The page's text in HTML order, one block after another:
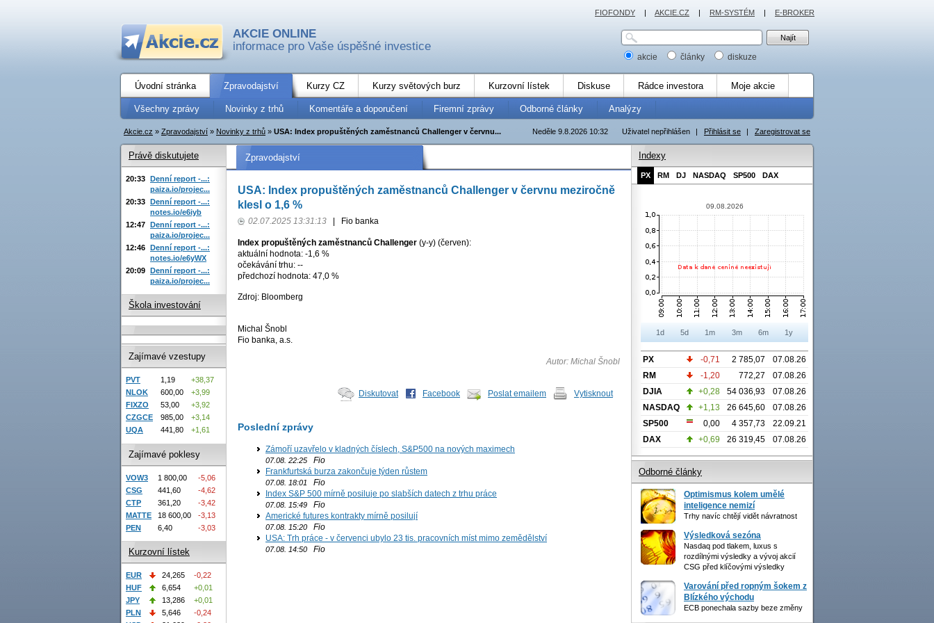
AKCIE ONLINE
informace pro Vaše úspěšné investice
akcie články diskuze
Úvodní stránka Zpravodajství Kurzy CZ Kurzy světových burz Kurzovní lístek Diskuse Rádce investora Moje akcie
Všechny zprávy Novinky z trhů Komentáře a doporučení Firemní zprávy Odborné články Analýzy
Uživatel nepřihlášen | Přihlásit se | Zaregistrovat se
Neděle 9.8.2026 10:32
Akcie.cz » Zpravodajství » Novinky z trhů » USA: Index propuštěných zaměstnanců Challenger v červnu...
Zpravodajství
USA: Index propuštěných zaměstnanců Challenger v červnu meziročně
klesl o 1,6 %
02.07.2025 13:31:13 Fio banka
Index propuštěných zaměstnanců Challenger (y-y) (červen):
aktuální hodnota: -1,6 %
očekávání trhu: --
předchozí hodnota: 47,0 %
Zdroj: Bloomberg
Michal Šnobl
Fio banka, a.s.
Autor: Michal Šnobl
Diskutovat Facebook Poslat emailem Vytisknout
Poslední zprávy
Zámoří uzavřelo v kladných číslech, S&P500 na nových maximech
07.08. 22:25 Fio
Frankfurtská burza zakončuje týden růstem
07.08. 18:01
Fio
Index S&P 500 mírně posiluje po slabších datech z trhu práce
07.08. 15:49 Fio
Americké futures kontrakty mírně posilují
07.08. 15:20 Fio
USA: Trh práce - v červenci ubylo 23 tis. pracovních míst mimo zemědělství
07.08. 14:50 Fio
Právě diskutujete
20:33 Denní report -...:
paiza.io/projec...
20:33 Denní report -...:
notes.io/e6iyb
12:47 Denní report -...:
paiza.io/projec...
12:46 Denní report -...:
notes.io/e6yWX
20:09 Denní report -...:
paiza.io/projec...
Škola investování
Zajímavé vzestupy
PVT 1,19
+38,37
NLOK
600,00
+3,99
FIXZO
53,00
+3,92
CZGCE
985,00
+3,14
UQA
441,80 +1,61
Zajímavé poklesy
VOW3 1 800,00
-5,06
CSG
441,60
-4,62
CTP
361,20
-3,42
MATTE
18 600,00
-3,13
PEN
6,40 -3,03
Kurzovní lístek
EUR 24,265
-0,22
HUF
6,654
+0,01
JPY
13,286
+0,01
PLN
5,646
-0,24
Indexy
PX RM DJ NASDAQ SP500 DAX
09.08.2026
1d 5d 1m 3m 6m 1y
PX -0,71 2 785,07
07.08.26
RM
-1,20 772,27
07.08.26
DJIA
+0,28 54 036,93
07.08.26
NASDAQ
+1,13 26 645,60
07.08.26
SP500
0,00 4 357,73
22.09.21
DAX
+0,69 26 319,45 07.08.26
Odborné články
Optimismus kolem umělé
inteligence nemizí
Trhy navíc chtějí vidět návratnost
Výsledková sezóna
Nasdaq pod tlakem, luxus s
rozdílnými výsledky a vývoj akcií
CSG před klíčovými výsledky
Varování před ropným šokem z
Blízkého východu
ECB ponechala sazby beze změny
FIOFONDY | AKCIE.CZ | RM-SYSTÉM | E-BROKER